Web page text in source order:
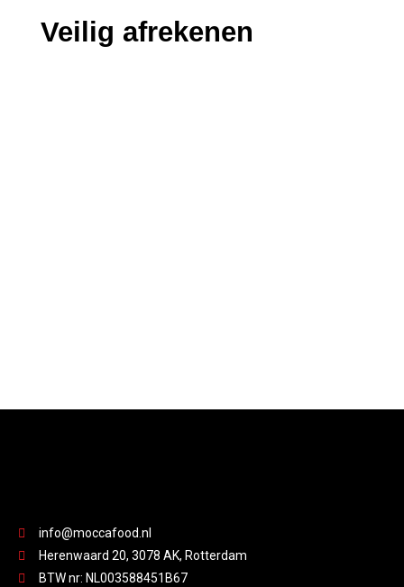
Veilig afrekenen
info@moccafood.nl
Herenwaard 20, 3078 AK, Rotterdam
BTW nr: NL003588451B67